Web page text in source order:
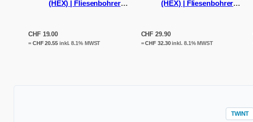
(HEX) | Fliesenbohrer
CHF19.00
= CHF20.55inkl. 8.1% MWST
(HEX) | Fliesenbohrer
CHF 29.90
=CHF 32.30inkl. 8.1% MWST
TWINT